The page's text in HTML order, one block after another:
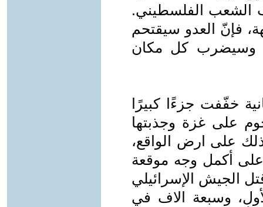
الشعب الفلسطيني.
فإنّ العدو سيقتحم
وسيضرب كل مكان
‏خفّفت جزءًا ‏كبيرًا
على غزة وجذبتها
لذلك على ارض الواقع،
على أكمل وجه موقعة
الجيش الإسرائيلي
وسبعة الاف في